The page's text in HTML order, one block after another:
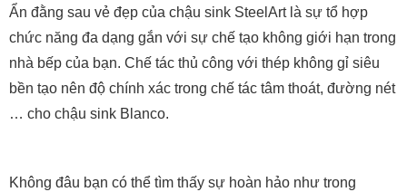
Ẩn đằng sau vẻ đẹp của chậu sink SteelArt là sự tổ hợp
chức năng đa dạng gắn với sự chế tạo không giới hạn trong
nhà bếp của bạn. Chế tác thủ công với thép không gỉ siêu
bền tạo nên độ chính xác trong chế tác tâm thoát, đường nét
… cho chậu sink Blanco.
Không đâu bạn có thể tìm thấy sự hoàn hảo như trong